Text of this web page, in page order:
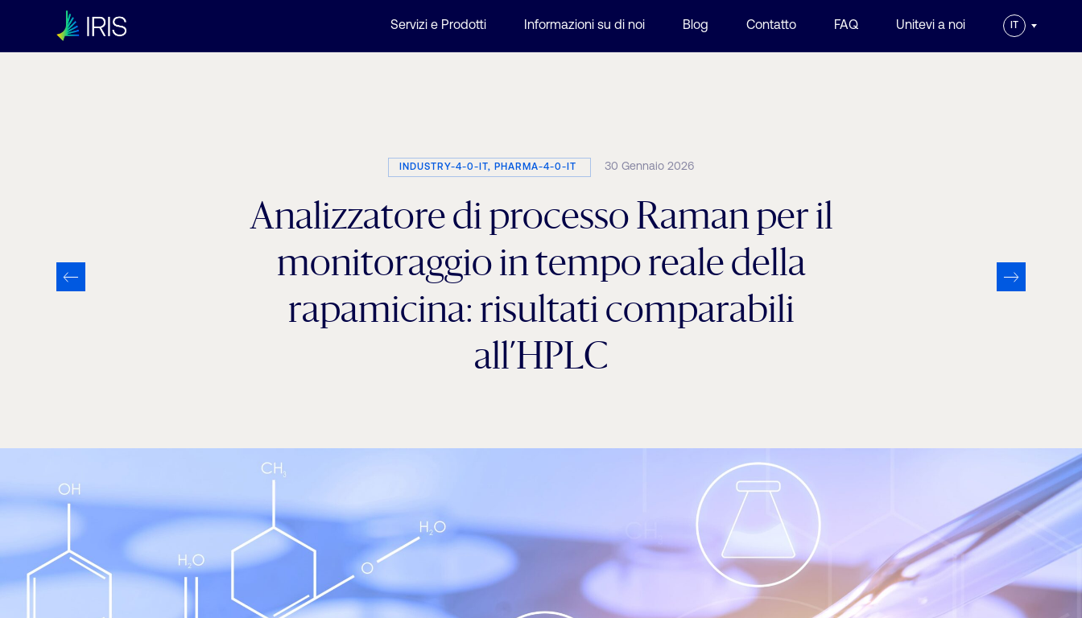
Servizi e Prodotti Informazioni su di noi Blog Contatto FAQ Unitevi a noi IT
Categoria:Industry 4.0
INDUSTRY-4-0-IT, PHARMA-4-0-IT 30 Gennaio 2026
Analizzatore di processo Raman per il
monitoraggio in tempo reale della
rapamicina: risultati comparabili
all’HPLC